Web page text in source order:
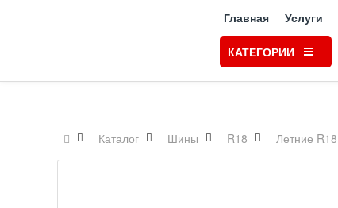
Главная Услуги
КАТЕГОРИИ
Каталог Шины R18 Летние R18